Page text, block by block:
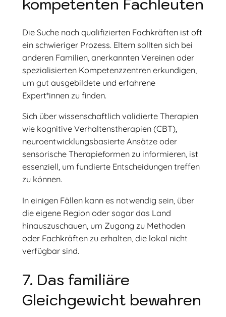
kompetenten Fachleuten
Die Suche nach qualifizierten Fachkräften ist oft
ein schwieriger Prozess. Eltern sollten sich bei
anderen Familien, anerkannten Vereinen oder
spezialisierten Kompetenzzentren erkundigen,
um gut ausgebildete und erfahrene
Expert*innen zu finden.
Sich über wissenschaftlich validierte Therapien
wie kognitive Verhaltenstherapien (CBT),
neuroentwicklungsbasierte Ansätze oder
sensorische Therapieformen zu informieren, ist
essenziell, um fundierte Entscheidungen treffen
zu können.
In einigen Fällen kann es notwendig sein, über
die eigene Region oder sogar das Land
hinauszuschauen, um Zugang zu Methoden
oder Fachkräften zu erhalten, die lokal nicht
verfügbar sind.
7. Das familiäre
Gleichgewicht bewahren